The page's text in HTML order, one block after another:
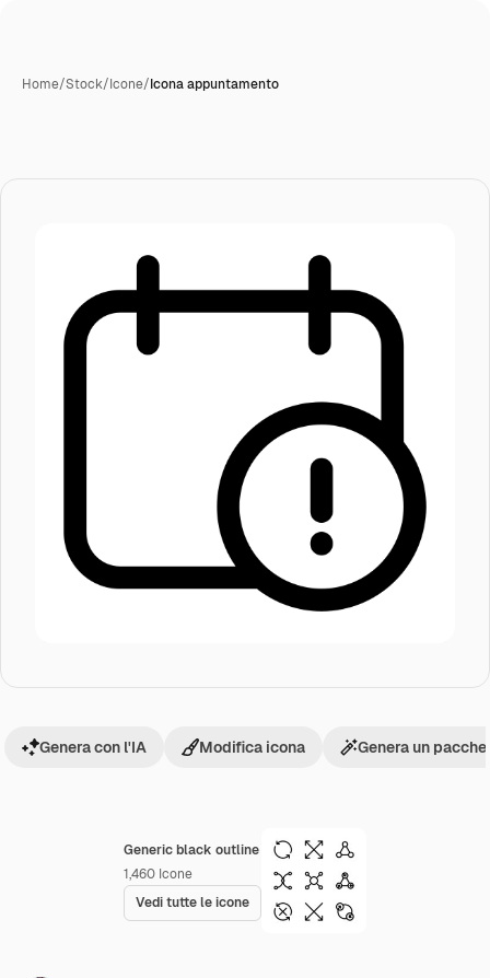
Home/Stock/Icone/Icona appuntamento
Generic black outline
1,460 Icone
Vedi tutte le icone
Genera con l'IA Modifica icona Genera un